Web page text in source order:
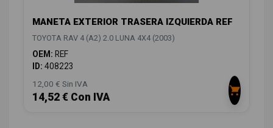
MANETA EXTERIOR TRASERA IZQUIERDA REF
TOYOTA RAV 4 (A2) 2.0 LUNA 4X4 (2003)
OEM: REF
ID: 408223
12,00 € Sin IVA
14,52 € Con IVA